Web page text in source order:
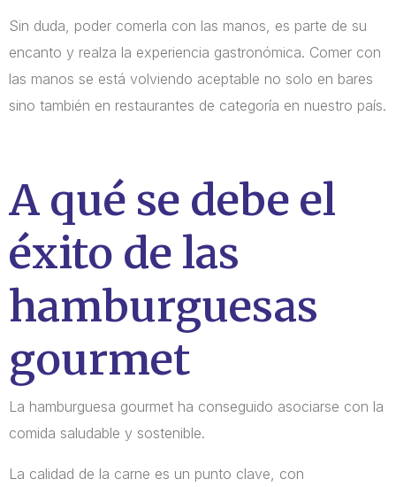
Sin duda, poder comerla con las manos, es parte de su
encanto y realza la experiencia gastronómica. Comer con
las manos se está volviendo aceptable no solo en bares
sino también en restaurantes de categoría en nuestro país.
A qué se debe el
éxito de las
hamburguesas
gourmet
La hamburguesa gourmet ha conseguido asociarse con la
comida saludable y sostenible.
La calidad de la carne es un punto clave, con